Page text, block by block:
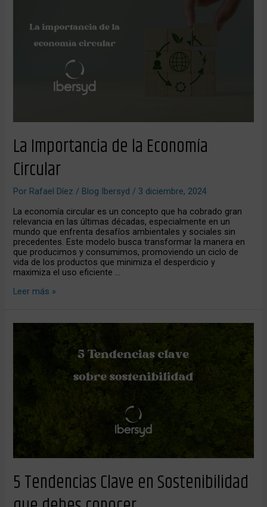
La Importancia de la Economía
Circular
Por Rafael Díez/ Blog Ibersyd / 3 diciembre, 2024
La economía circular es un concepto que ha cobrado gran
relevancia en las últimas décadas, especialmente en un
mundo que enfrenta desafíos ambientales y sociales sin
precedentes. Este modelo busca transformar la manera en
que producimos y consumimos, promoviendo un ciclo de
vida de los productos que minimiza el desperdicio y
maximiza el uso eficiente …
Economía
Circular
Leer más »
5 Tendencias Clave en Sostenibilidad